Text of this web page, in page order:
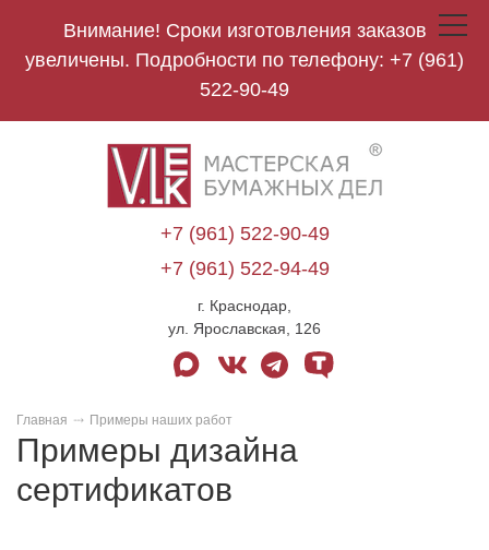
Внимание! Сроки изготовления заказов
увеличены. Подробности по телефону: +7 (961)
522-90-49
V.Lek
logo
+7 (961) 522-90-49
+7 (961) 522-94-49
г. Краснодар,
ул. Ярославская, 126
max vk telegramtenchat
Toggle
Главная Примеры наших работ
Примеры дизайна
сертификатов